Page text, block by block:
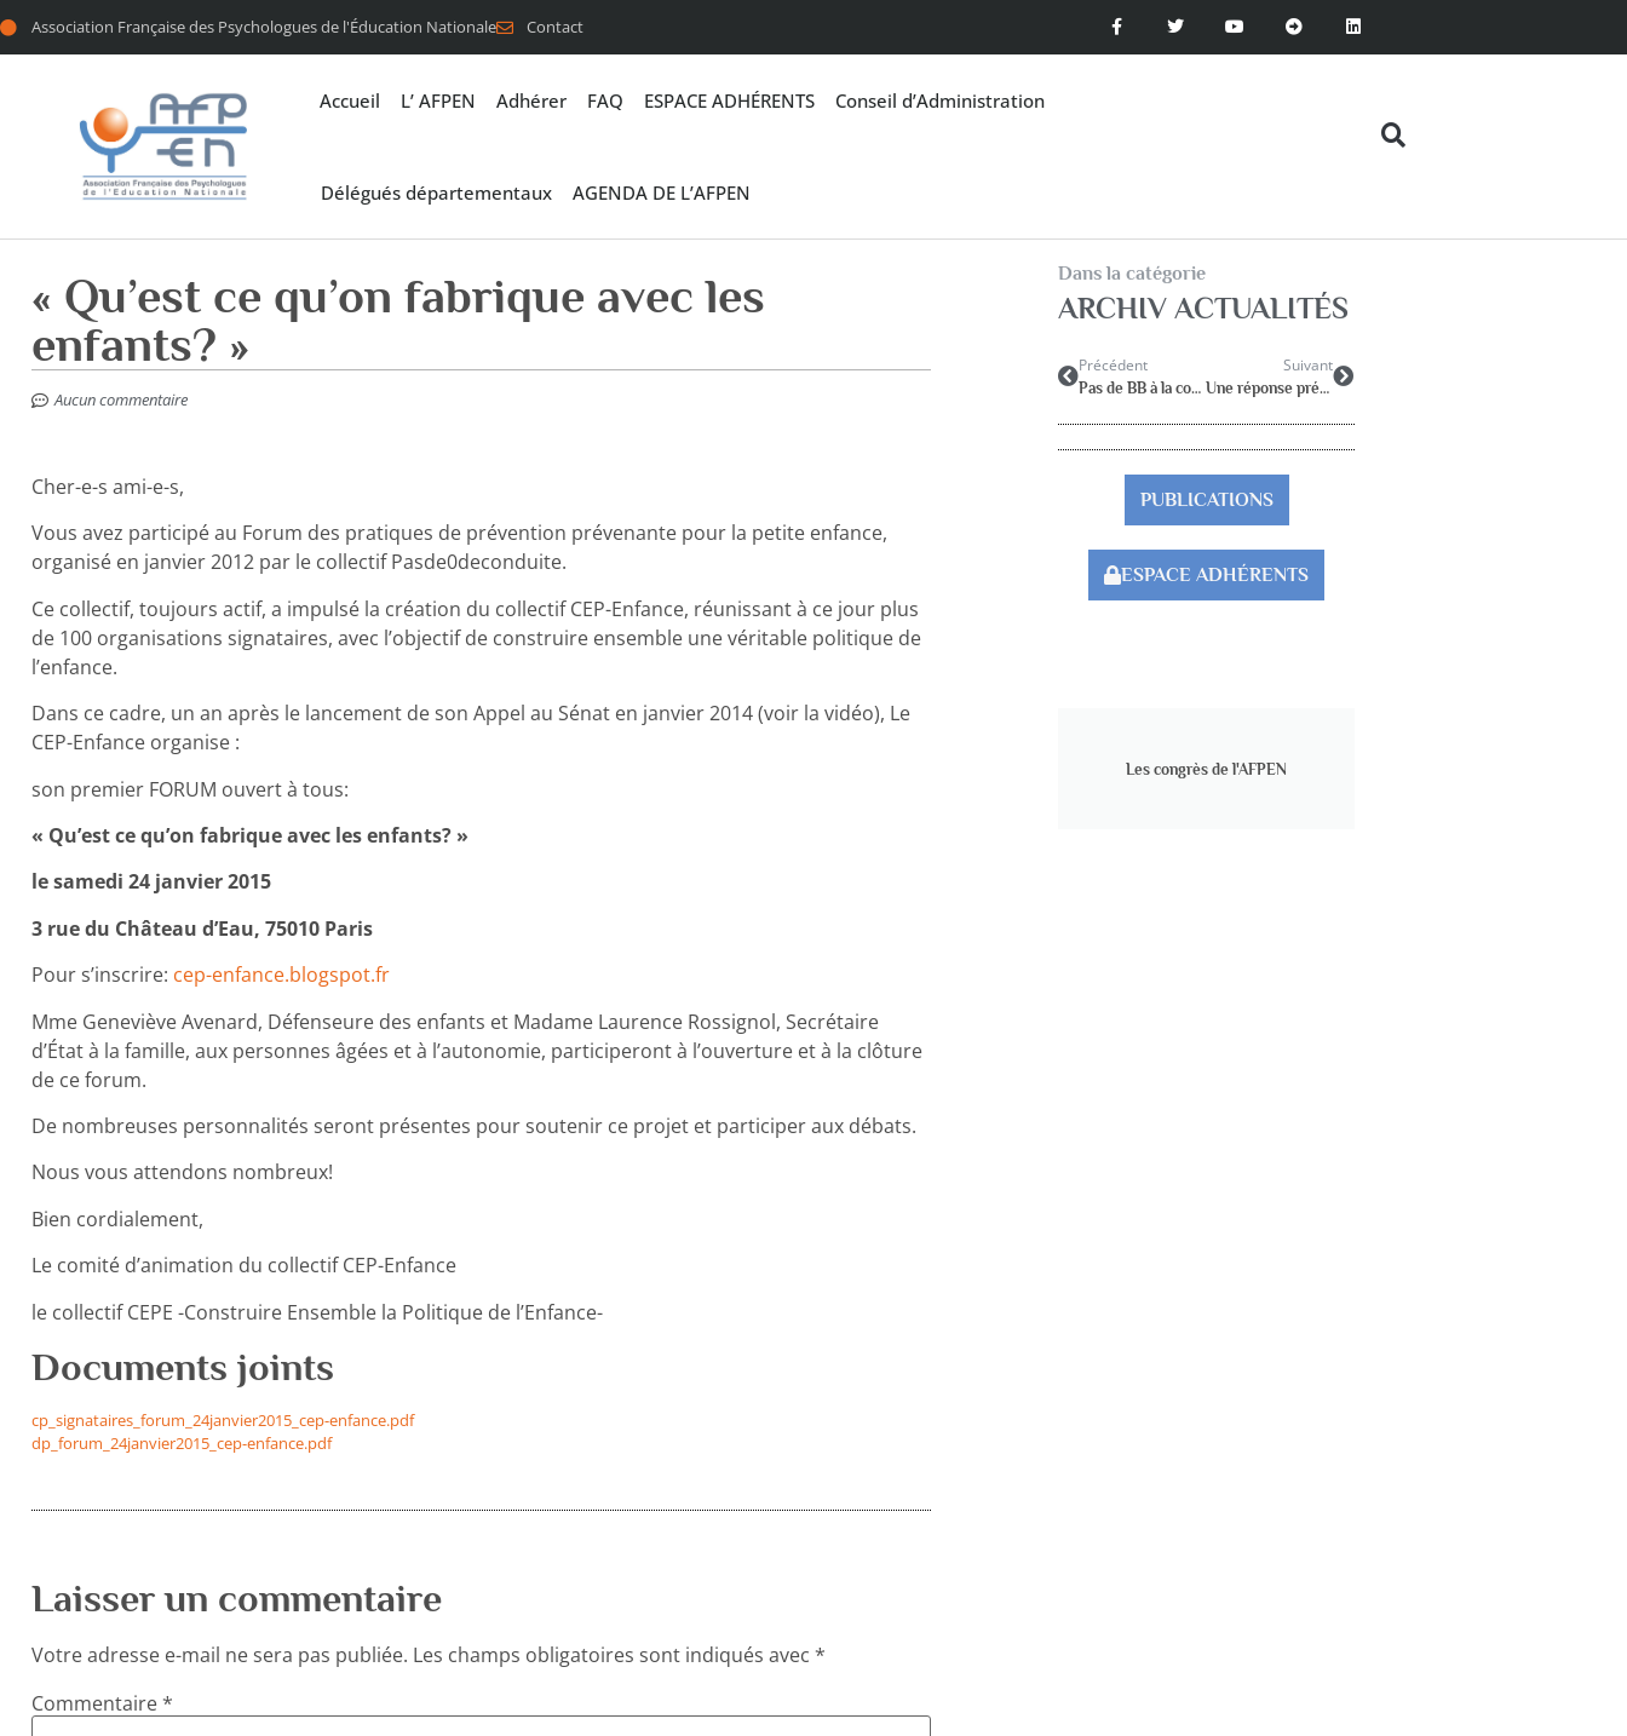
Association Française des Psychologues de l'Éducation Nationale Contact
Accueil L’ AFPEN Adhérer FAQ ESPACE ADHÉRENTS Conseil d’Administration
Délégués départementaux AGENDA DE L’AFPEN
« Qu’est ce qu’on fabrique avec les
enfants? »
Aucun commentaire
Cher-e-s ami-e-s,
Vous avez participé au Forum des pratiques de prévention prévenante pour la petite enfance,
organisé en janvier 2012 par le collectif Pasde0deconduite.
Ce collectif, toujours actif, a impulsé la création du collectif CEP-Enfance, réunissant à ce jour plus
de 100 organisations signataires, avec l’objectif de construire ensemble une véritable politique de
l’enfance.
Dans ce cadre, un an après le lancement de son Appel au Sénat en janvier 2014 (voir la vidéo), Le
CEP-Enfance organise :
son premier FORUM ouvert à tous:
« Qu’est ce qu’on fabrique avec les enfants? »
le samedi 24 janvier 2015
3 rue du Château d’Eau, 75010 Paris
Pour s’inscrire: cep-enfance.blogspot.fr
Mme Geneviève Avenard, Défenseure des enfants et Madame Laurence Rossignol, Secrétaire
d’État à la famille, aux personnes âgées et à l’autonomie, participeront à l’ouverture et à la clôture
de ce forum.
De nombreuses personnalités seront présentes pour soutenir ce projet et participer aux débats.
Nous vous attendons nombreux!
Bien cordialement,
Le comité d’animation du collectif CEP-Enfance
le collectif CEPE -Construire Ensemble la Politique de l’Enfance-
Documents joints
cp_signataires_forum_24janvier2015_cep-enfance.pdf
dp_forum_24janvier2015_cep-enfance.pdf
Laisser un commentaire
Votre adresse e-mail ne sera pas publiée. Les champs obligatoires sont indiqués avec *
Commentaire*
Dans la catégorie
ARCHIV ACTUALITÉS
Précédent
Pas de BB à la consigne, soirée débat
Suivant
Une réponse préventive au redoublement : le renforcement des aides pluri-professionnelles au sein de l’école
PUBLICATIONS
ESPACE ADHÉRENTS
Les congrès de l'AFPEN